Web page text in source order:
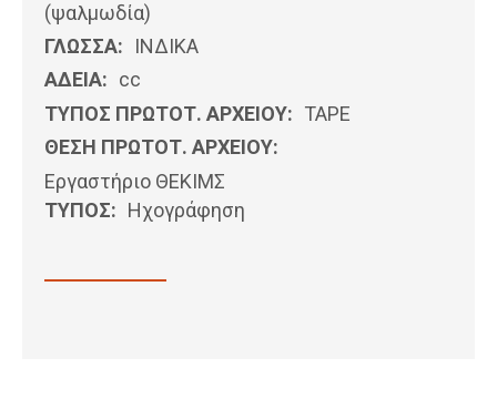
(ψαλμωδία)
ΓΛΩΣΣΑ:
ΙΝΔΙΚΆ
ΑΔΕΙΑ: cc
ΤΥΠΟΣ ΠΡΩΤΟΤ. ΑΡΧΕΙΟΥ: ΤΑΡΕ
ΘΕΣΗ ΠΡΩΤΟΤ. ΑΡΧΕΙΟΥ:
Εργαστήριο ΘΕΚΙΜΣ
ΤΥΠΟΣ: Ηχογράφηση